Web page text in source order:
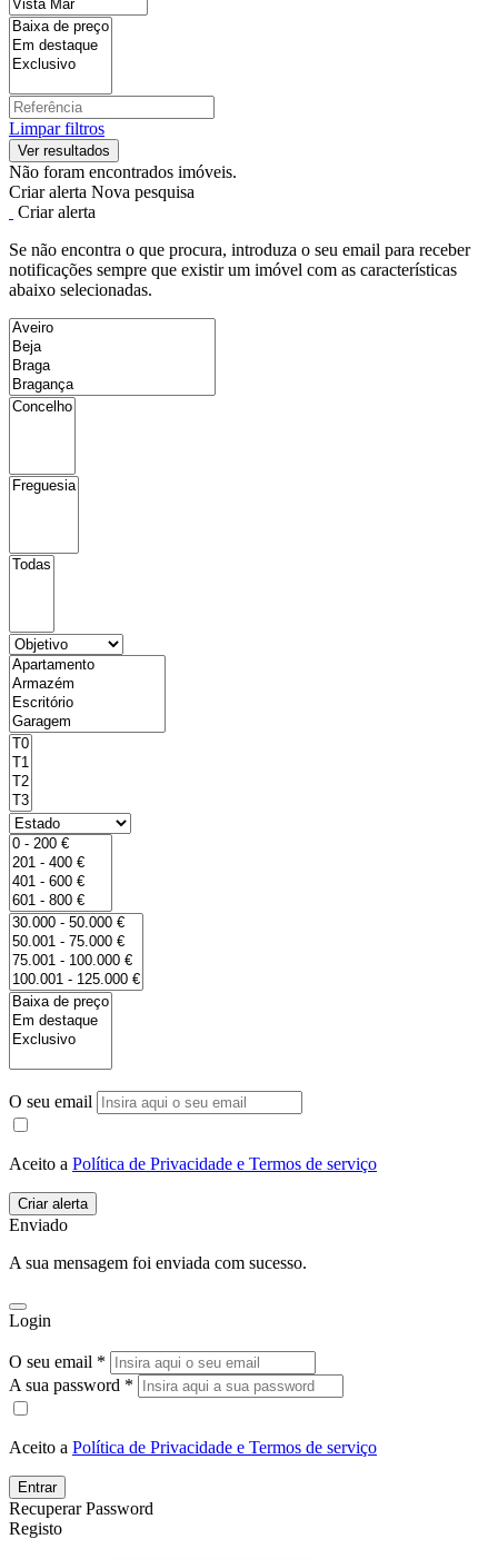
Limpar filtros
Não foram encontrados imóveis.
Criar alerta Nova pesquisa
Criar alerta
Se não encontra o que procura, introduza o seu email para receber
notificações sempre que existir um imóvel com as características
abaixo selecionadas.
O seu email
Aceito a Política de Privacidade e Termos de serviço
Enviado
A sua mensagem foi enviada com sucesso.
Login
O seu email *
A sua password *
Aceito a Política de Privacidade e Termos de serviço
Entrar
Recuperar Password
Registo